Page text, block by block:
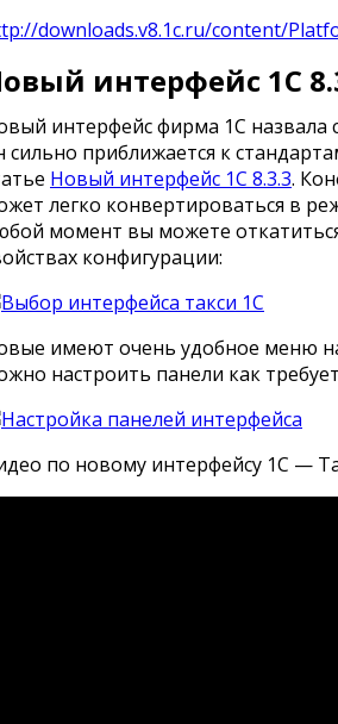
downloads.v8.1c.ru/content/
интерфейс 1С
интерфейс фирма 1С
сильно приближается к
Новый интерфейс 1С 8.3.3.
легко конвертироваться в
момент вы можете
конфигурации:
имеют очень удобное меню
настроить панели как
по новому интерфейсу 1С —